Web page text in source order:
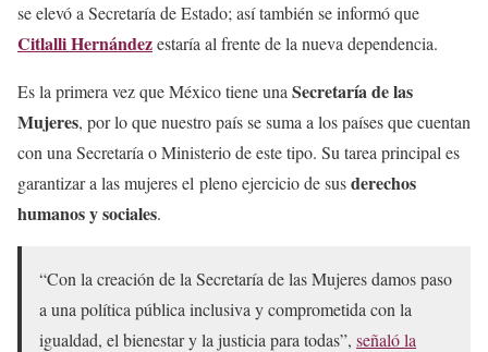
se elevó a Secretaría de Estado; así también se informó que
Citlalli Hernándezestaría al frente de la nueva dependencia.
Es la primera vez que México tiene una Secretaría de las
Mujeres, por lo que nuestro país se suma a los países que cuentan
con una Secretaría o Ministerio de este tipo. Su tarea principal es
garantizar a las mujeres el pleno ejercicio de susderechos
humanos y sociales.
“Con la creación de la Secretaría de las Mujeres damos paso
a una política pública inclusiva y comprometida con la
igualdad, el bienestar y la justicia para todas”, señaló la